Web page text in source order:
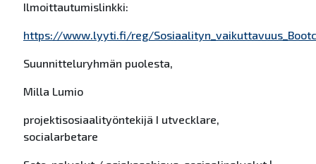
Ilmoittautumislinkki:
https://www.lyyti.fi/reg/
Suunnitteluryhmän puolesta,
Milla Lumio
projektisosiaalityöntekijä I utvecklare,
socialarbetare